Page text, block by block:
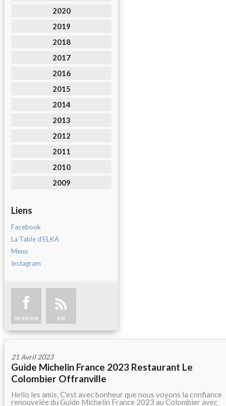
2020
2019
2018
2017
2016
2015
2014
2013
2012
2011
2010
2009
Liens
Facebook
La Table d'ELKA
Menu
Instagram
FACEBOOK RSS
21 Avril 2023
Guide Michelin France 2023 Restaurant Le
Colombier Offranville
Hello les amis, C'est avec bonheur que nous voyons la confiance
renouvelée du Guide Michelin France 2023 au Colombier avec